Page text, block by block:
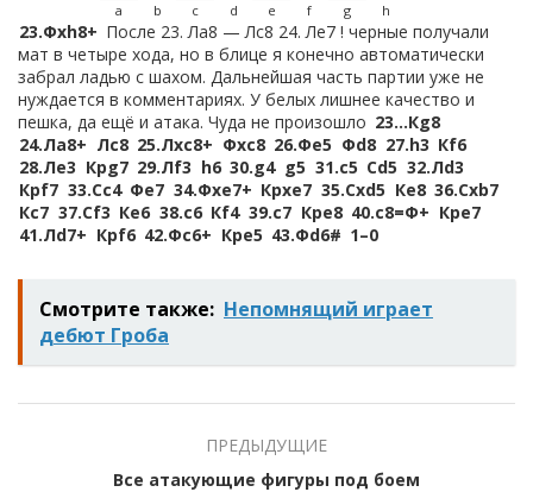
a
b c d e f g h
23.Фxh8+ После 23. Ла8 — Лс8 24. Ле7 ! черные получали
мат в четыре хода, но в блице я конечно автоматически
забрал ладью с шахом. Дальнейшая часть партии уже не
нуждается в комментариях. У белых лишнее качество и
пешка, да ещё и атака. Чуда не произошло 23…Кg8
24.Лa8+ Лc8 25.Лxc8+ Фxc8 26.Фe5 Фd8 27.h3 Кf6
28.Лe3 Крg7 29.Лf3 h6 30.g4 g5 31.c5 Сd5 32.Лd3
Крf7 33.Сc4 Фe7 34.Фxe7+ Крxe7 35.Сxd5 Кe8 36.Сxb7
Кc7 37.Сf3 Кe6 38.c6 Кf4 39.c7 Крe8 40.c8=Ф+ Крe7
41.Лd7+ Крf6 42.Фc6+ Крe5 43.Фd6# 1–0
Смотрите также: Непомнящий играет
дебют Гроба
ПРЕДЫДУЩИЕ
Все атакующие фигуры под боем